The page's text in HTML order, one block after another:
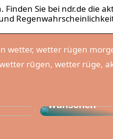
Finden Sie bei ndr.de die
wetter, wetter rügen
rūgen, wetter rüge,
wünschen